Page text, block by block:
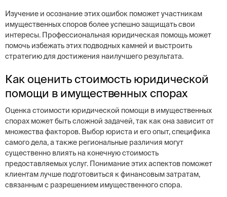
Изучение и осознание этих ошибок поможет участникам
имущественных споров более успешно защищать свои
интересы. Профессиональная юридическая помощь может
помочь избежать этих подводных камней и выстроить
стратегию для достижения наилучшего результата.
Как оценить стоимость юридической
помощи в имущественных спорах
Оценка стоимости юридической помощи в имущественных
спорах может быть сложной задачей, так как она зависит от
множества факторов. Выбор юриста и его опыт, специфика
самого дела, а также региональные различия могут
существенно влиять на конечную стоимость
предоставляемых услуг. Понимание этих аспектов поможет
клиентам лучше подготовиться к финансовым затратам,
связанным с разрешением имущественного спора.